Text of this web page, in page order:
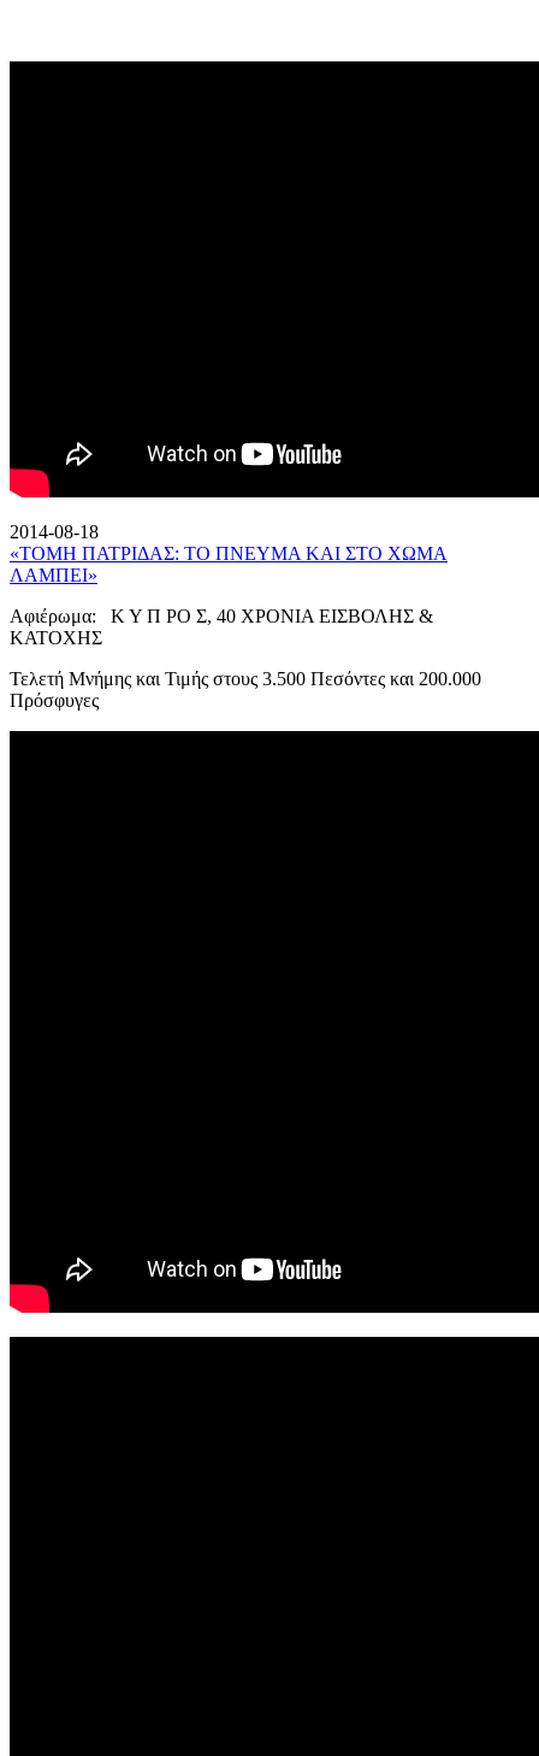
2014-08-18
«ΤΟΜΗ ΠΑΤΡΙΔΑΣ: ΤΟ ΠΝΕΥΜΑ ΚΑΙ ΣΤΟ ΧΩΜΑ
ΛΑΜΠΕΙ»
Αφιέρωμα: Κ Υ Π ΡΟ Σ, 40 ΧΡΟΝΙΑ ΕΙΣΒΟΛΗΣ &
ΚΑΤΟΧΗΣ
Τελετή Μνήμης και Τιμής στους 3.500 Πεσόντες και 200.000
Πρόσφυγες